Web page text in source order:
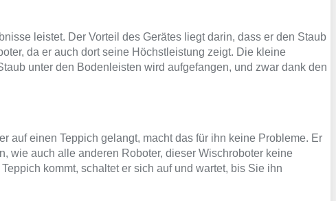
leistet. Der Vorteil des Gerätes liegt darin, dass er den Staub
da er auch dort seine Höchstleistung zeigt. Die kleine
unter den Bodenleisten wird aufgefangen, und zwar dank den
auf einen Teppich gelangt, macht das für ihn keine Probleme. Er
wie auch alle anderen Roboter, dieser Wischroboter keine
kommt, schaltet er sich auf und wartet, bis Sie ihn